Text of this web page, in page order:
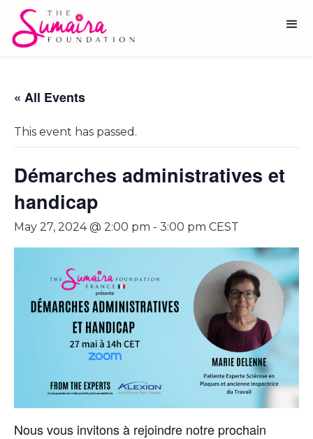
« All Events
This event has passed.
Démarches administratives et
handicap
May 27, 2024 @ 2:00 pm - 3:00 pm CEST
Nous vous invitons à rejoindre notre prochain